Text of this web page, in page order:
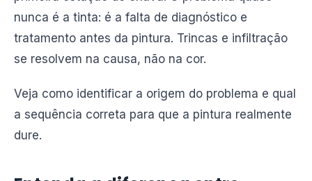
nunca é a tinta: é a falta de diagnóstico e
tratamento antes da pintura. Trincas e infiltração
se resolvem na causa, não na cor.
Veja como identificar a origem do problema e qual
a sequência correta para que a pintura realmente
dure.